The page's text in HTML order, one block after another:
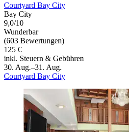
Courtyard Bay City
Bay City
9,0/10
Wunderbar
(603 Bewertungen)
125 €
inkl. Steuern & Gebühren
30. Aug.–31. Aug.
Courtyard Bay City